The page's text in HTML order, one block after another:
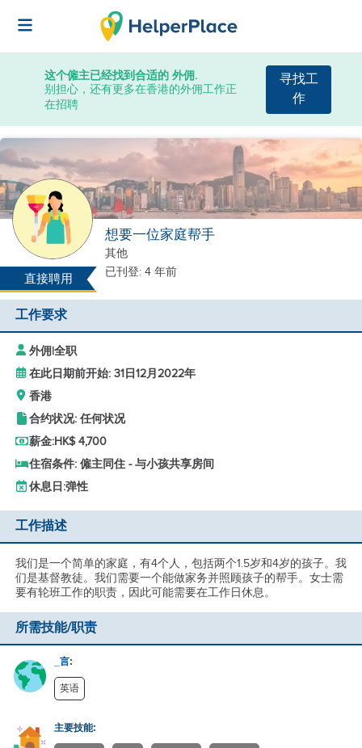
这个僱主已经找到合适的 外佣.
别担心，还有更多在香港的外佣工作正
在招聘
寻找工
作
直接聘用
想要一位家庭帮手
其他
已刊登: 4 年前
工作要求
外佣|全职
在此日期前开始: 31日12月2022年
香港
合约状况: 任何状况
薪金:HK$ 4,700
住宿条件: 僱主同住 - 与小孩共享房间
休息日:弹性
工作描述
我们是一个简单的家庭，有4个人，包括两个1.5岁和4岁的孩子。我
们是基督教徒。我们需要一个能做家务并照顾孩子的帮手。女士需
要有轮班工作的职责，因此可能需要在工作日休息。
所需技能/职责
_言:
英语
主要技能: